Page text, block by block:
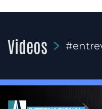
Videos